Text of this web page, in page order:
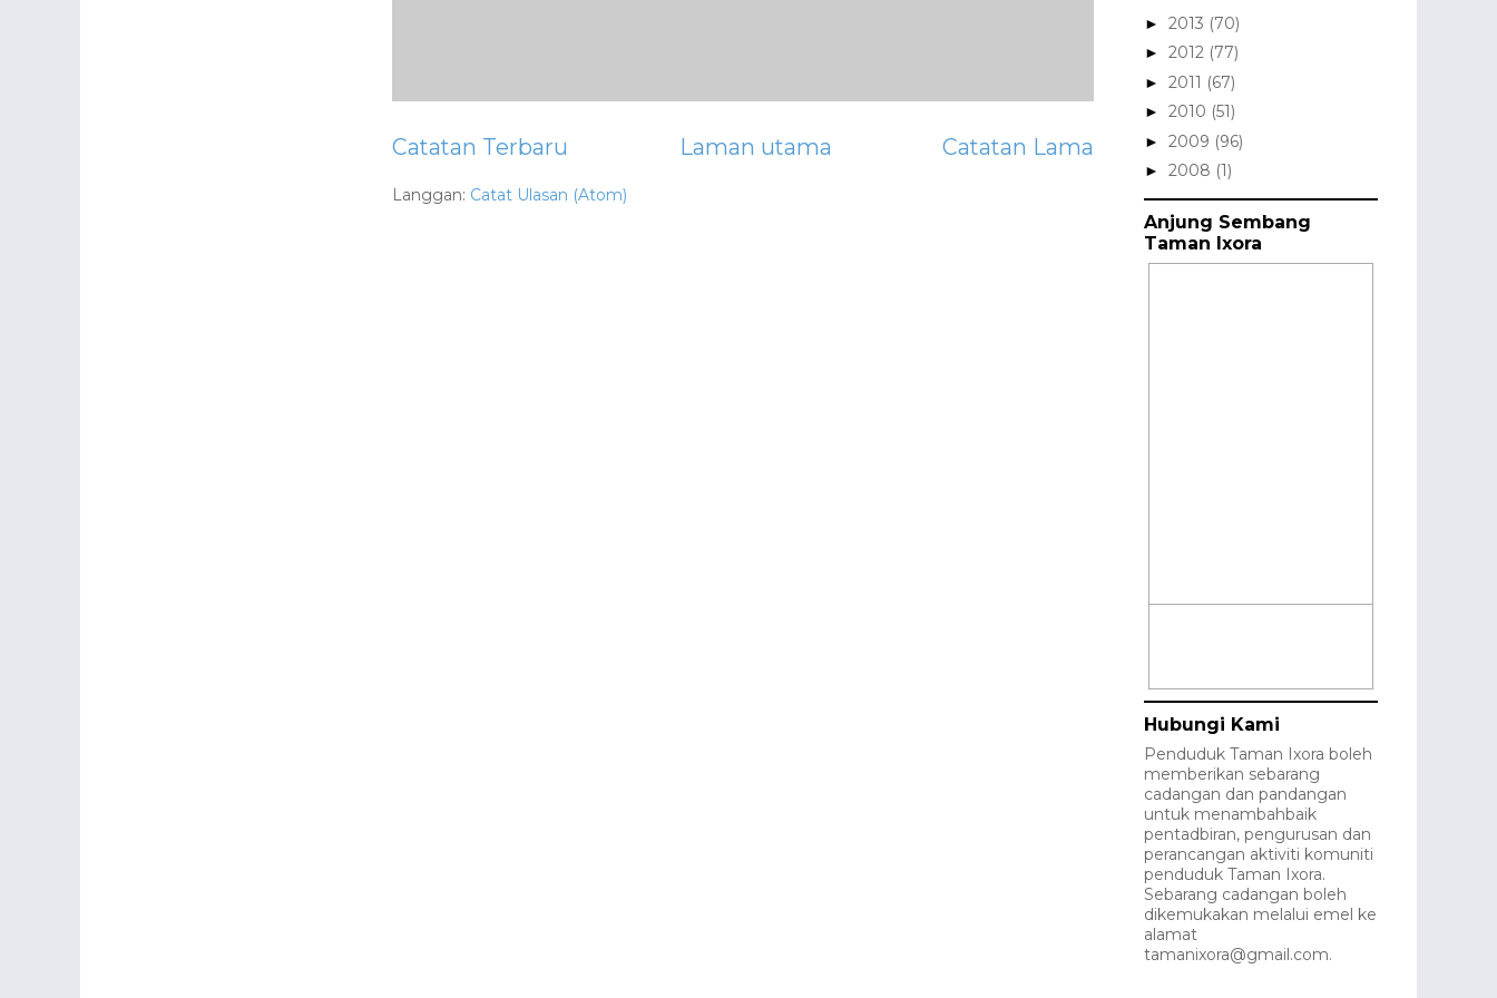
Catatan Terbaru Catatan Lama
Laman utama
Langgan: Catat Ulasan (Atom)
► 2013 (70)
► 2012 (77)
► 2011 (67)
► 2010 (51)
► 2009 (96)
► 2008 (1)
Anjung Sembang
Taman Ixora
Hubungi Kami
Penduduk Taman Ixora boleh
memberikan sebarang
cadangan dan pandangan
untuk menambahbaik
pentadbiran, pengurusan dan
perancangan aktiviti komuniti
penduduk Taman Ixora.
Sebarang cadangan boleh
dikemukakan melalui emel ke
alamat
tamanixora@gmail.com.